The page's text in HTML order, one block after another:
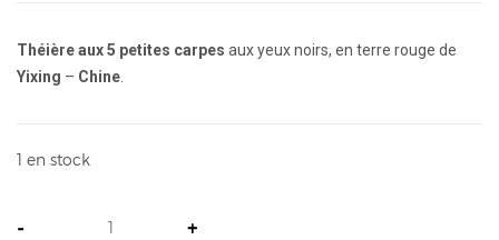
Théière aux 5 petites carpes aux yeux noirs, en terre rouge de
Yixing – Chine
1 en stock
- +